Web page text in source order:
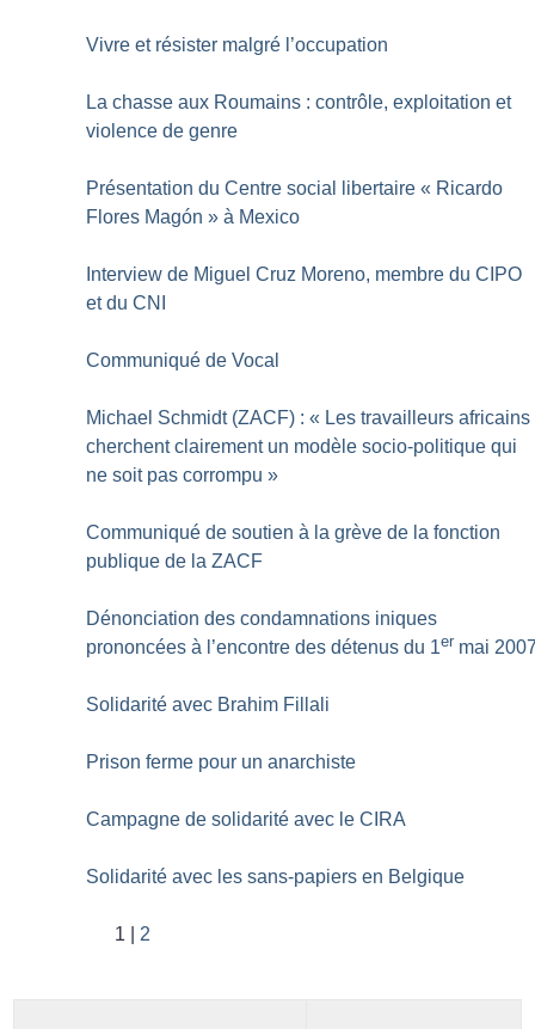
Vivre et résister malgré l’occupation
La chasse aux Roumains : contrôle, exploitation et
violence de genre
Présentation du Centre social libertaire « Ricardo
Flores Magón » à Mexico
Interview de Miguel Cruz Moreno, membre du CIPO
et du CNI
Communiqué de Vocal
Michael Schmidt (ZACF) : « Les travailleurs africains
cherchent clairement un modèle socio-politique qui
ne soit pas corrompu »
Communiqué de soutien à la grève de la fonction
publique de la ZACF
Dénonciation des condamnations iniques
prononcées à l’encontre des détenus du 1er mai
Solidarité avec Brahim Fillali
Prison ferme pour un anarchiste
Campagne de solidarité avec le CIRA
Solidarité avec les sans-papiers en Belgique
1 2